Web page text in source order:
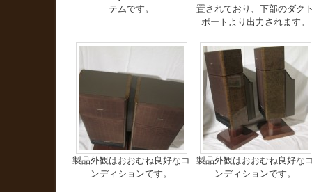
テムです。
置されており、下部のダク
ポートより出力されます。
製品外観はおおむね良好なコ
ンディションです。
製品外観はおおむね良好な
ンディションです。